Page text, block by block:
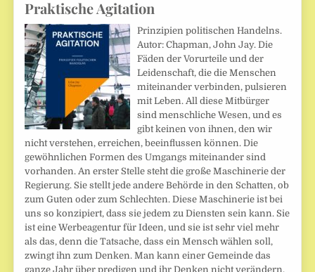
Praktische Agitation
Prinzipien politischen Handelns.
Autor: Chapman, John Jay. Die
Fäden der Vorurteile und der
Leidenschaft, die die Menschen
miteinander verbinden, pulsieren
mit Leben. All diese Mitbürger
sind menschliche Wesen, und es
gibt keinen von ihnen, den wir
nicht verstehen, erreichen, beeinflussen können. Die
gewöhnlichen Formen des Umgangs miteinander sind
vorhanden. An erster Stelle steht die große Maschinerie der
Regierung. Sie stellt jede andere Behörde in den Schatten, ob
zum Guten oder zum Schlechten. Diese Maschinerie ist bei
uns so konzipiert, dass sie jedem zu Diensten sein kann. Sie
ist eine Werbeagentur für Ideen, und sie ist sehr viel mehr
als das, denn die Tatsache, dass ein Mensch wählen soll,
zwingt ihn zum Denken. Man kann einer Gemeinde das
ganze Jahr über predigen und ihr Denken nicht verändern,